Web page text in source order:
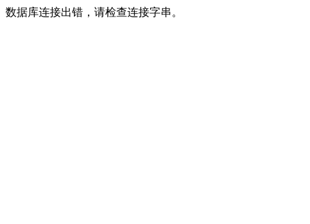
数据库连接出错，请检查连接字串。